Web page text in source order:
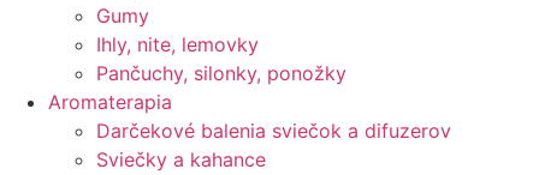
Gumy
Ihly, nite, lemovky
Pančuchy, silonky, ponožky
Aromaterapia
Darčekové balenia sviečok a difuzerov
Sviečky a kahance